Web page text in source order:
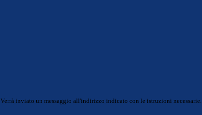
Verrà inviato un messaggio all'indirizzo indicato con le istruzioni necessarie.